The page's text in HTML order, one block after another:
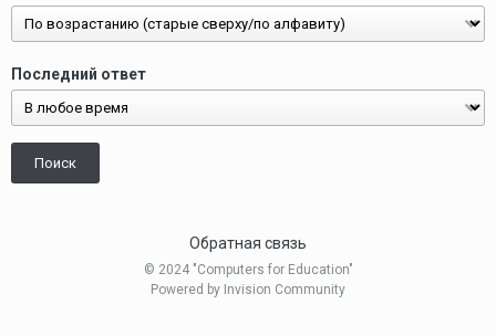
Последний ответ
Поиск
Обратная связь
© 2024 "Computers for Education"
Powered by Invision Community